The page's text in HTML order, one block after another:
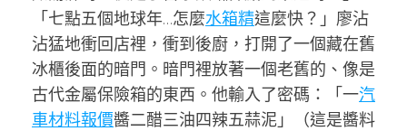
「七點五個地球年…怎麼水箱精這麼快？」廖沾
沾猛地衝回店裡，衝到後廚，打開了一個藏在舊
冰櫃後面的暗門。暗門裡放著一個老舊的、像是
古代金屬保險箱的東西。他輸入了密碼：「一汽
車材料報價醬二醋三油四辣五蒜泥」（這是醬料